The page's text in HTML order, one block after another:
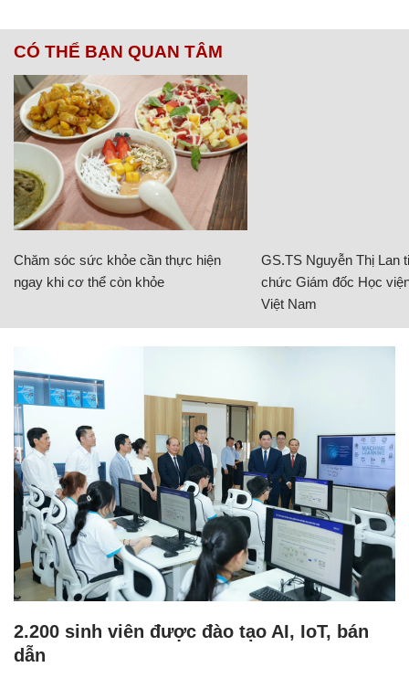
CÓ THỂ BẠN QUAN TÂM
Chăm sóc sức khỏe cần thực hiện
ngay khi cơ thể còn khỏe
GS.TS Nguyễn Thị Lan
chức Giám đốc Học
Việt Nam
2.200 sinh viên được đào tạo AI, IoT, bán
dẫn